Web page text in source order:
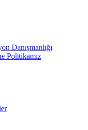
Danışmanlığı
Politikamız